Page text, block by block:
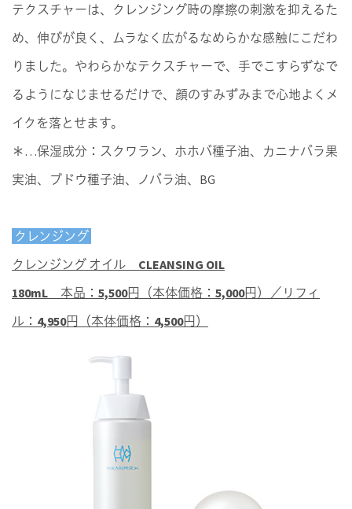
テクスチャーは、クレンジング時の摩擦の刺激を抑えるた
め、伸びが良く、ムラなく広がるなめらかな感触にこだわ
りました。やわらかなテクスチャーで、手でこすらずなで
るようになじませるだけで、顔のすみずみまで心地よくメ
イクを落とせます。
＊…保湿成分：スクワラン、ホホバ種子油、カニナバラ果
実油、ブドウ種子油、ノバラ油、BG
クレンジング
クレンジング オイル CLEANSING OIL
180mL 本品：5,500円（本体価格：5,000円）／リフィ
ル：4,950円（本体価格：4,500円）